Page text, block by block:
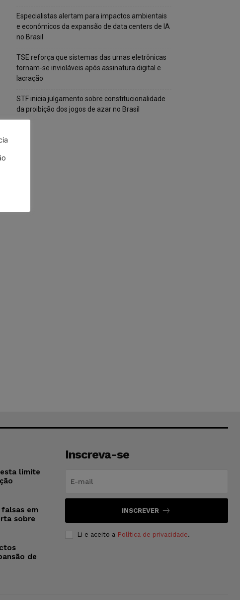
Especialistas alertam para impactos ambientais
e econômicos da expansão de data centers de IA
no Brasil
TSE reforça que sistemas das urnas eletrônicas
tornam-se invioláveis após assinatura digital e
lacração
STF inicia julgamento sobre constitucionalidade
da proibição dos jogos de azar no Brasil
limite
em
sobre
de
Inscreva-se
INSCREVER
Li e aceito a Política de privacidade.